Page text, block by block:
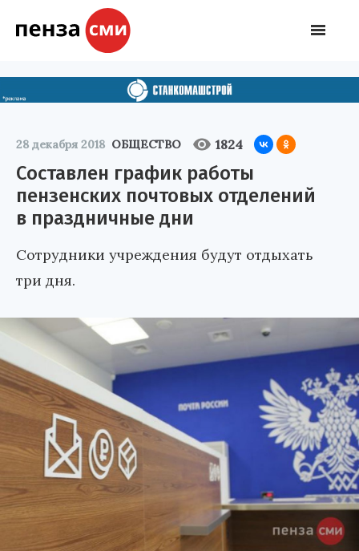
28 декабря 2018 ОБЩЕСТВО 1824
Составлен график работы
пензенских почтовых отделений
в праздничные дни
Сотрудники учреждения будут отдыхать
три дня.